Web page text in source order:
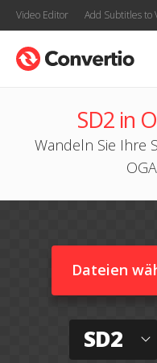
Video Editor Add Subtitles to
SD2 in
Wandeln Sie Ihre
Dateien
SD2